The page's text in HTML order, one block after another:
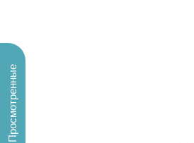
Просмотренные